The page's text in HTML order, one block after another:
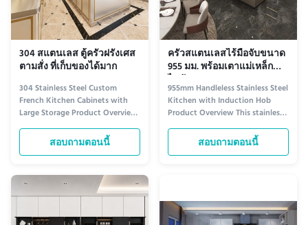
304 สแตนเลส ตู้ครัวฝรั่งเศส
ตามสั่ง ที่เก็บของได้มาก
304 Stainless Steel Custom
French Kitchen Cabinets with
Large Storage Product Overview
1. Luxury French Kitchen
PositioningDesigned for luxury
homes, villas, model apartments
combining French aesthetics
with stainless steel durability. 2.
Durable Stainless Steel
StructureMa...
สอบถามตอนนี้
ครัวสแตนเลสไร้มือจับขนาด
955 มม. พร้อมเตาแม่เหล็ก
ไฟฟ้า
955mm Handleless Stainless Steel
Kitchen with Induction Hob
Product Overview This stainless
steel kitchen uses a modular
cabinet system that combines
cooking, washing, refrigeration,
induction hob cabinet, drawer ...
สอบถามตอนนี้